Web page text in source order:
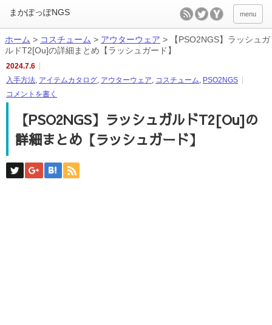
menu
ホーム > コスチューム > アウターウェア >
【PSO2NGS】ラッシュガ
ルドT2[Ou]の詳細まとめ【ラッシュガード】
2024.7.6
入手方法, アイテムカタログ, アウターウェア, コスチューム, PSO2NGS
コメントを書く
【PSO2NGS】ラッシュガルドT2[Ou]の
詳細まとめ【ラッシュガード】